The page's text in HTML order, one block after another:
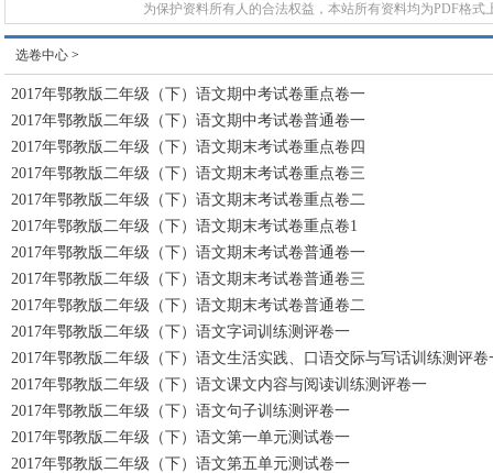
为保护资料所有人的合法权益，本站所有资料均为PDF格式
选卷中心 >
2017年鄂教版二年级（下）语文期中考试卷重点卷一
2017年鄂教版二年级（下）语文期中考试卷普通卷一
2017年鄂教版二年级（下）语文期末考试卷重点卷四
2017年鄂教版二年级（下）语文期末考试卷重点卷三
2017年鄂教版二年级（下）语文期末考试卷重点卷二
2017年鄂教版二年级（下）语文期末考试卷重点卷1
2017年鄂教版二年级（下）语文期末考试卷普通卷一
2017年鄂教版二年级（下）语文期末考试卷普通卷三
2017年鄂教版二年级（下）语文期末考试卷普通卷二
2017年鄂教版二年级（下）语文字词训练测评卷一
2017年鄂教版二年级（下）语文生活实践、口语交际与写话训练测评卷
2017年鄂教版二年级（下）语文课文内容与阅读训练测评卷一
2017年鄂教版二年级（下）语文句子训练测评卷一
2017年鄂教版二年级（下）语文第一单元测试卷一
2017年鄂教版二年级（下）语文第五单元测试卷一